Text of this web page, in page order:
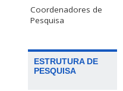
Coordenadores de
Pesquisa
ESTRUTURA DE
PESQUISA